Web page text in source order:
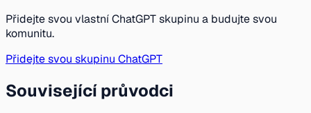
Přidejte svou vlastní ChatGPT skupinu a budujte svou
komunitu.
Přidejte svou skupinu ChatGPT
Související průvodci